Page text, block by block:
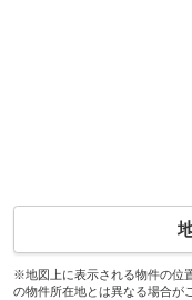
※地図上に表示される物件の位
の物件所在地とは異なる場合が